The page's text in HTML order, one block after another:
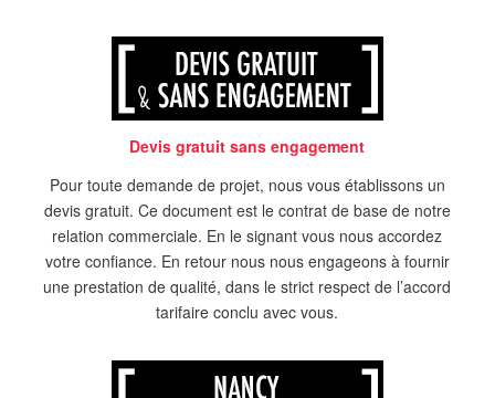
Devis gratuit sans engagement
Pour toute demande de projet, nous vous établissons un
devis gratuit. Ce document est le contrat de base de notre
relation commerciale. En le signant vous nous accordez
votre confiance. En retour nous nous engageons à fournir
une prestation de qualité, dans le strict respect de l’accord
tarifaire conclu avec vous.